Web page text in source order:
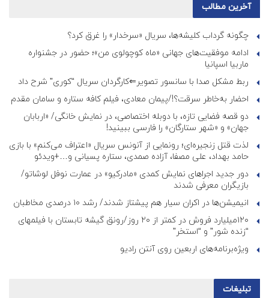
آخرین مطالب
چگونه گرداب کلیشه‌ها، سریال «سرخدار» را غرق کرد؟
ادامه موفقیت‌های جهانی «ماه کوچولوی من»؛ حضور در جشنواره
ماربیا اسپانیا
ربط مشکل صدا با سانسور تصویر⇐کارگردان سریال “کوری” شرح داد
احضار به‌خاطر سرقت؟!/پیمان معادی، فیلم کافه ستاره و سامان مقدم
دو قصه فضایی تازه، با دوبله اختصاصی، در نمایش خانگی/ «اربابان
جهان» و «شهر ستارگان» را فارسی ببینید!
لذت قتل زنجیره‌ای؛ رونمایی از آنونس سریال «اعتراف می‌کنم» با بازی
حامد بهداد، علی مصفا، آزاده صمدی، ستاره پسیانی و…+ویدئو
دور جدید اجراهای نمایش کمدی «مادرکیو» در عمارت نوفل لوشاتو/
بازیگران معرفی شدند
انیمیشن‌ها در اکران سیار هم پیشتاز شدند/ رشد ۱۰ درصدی مخاطبان
۱۲۰میلیارد فروش در کمتر از ۲۰ روز/رونق گیشه تابستان با فیلمهای
“زنده شور” و “استخر”
ویژه‌برنامه‌های اربعین روی آنتن رادیو
تبلیغات